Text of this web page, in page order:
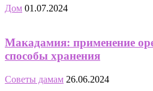
Дом 01.07.2024
Макадамия: применение
способы хранения
Советы дамам 26.06.2024